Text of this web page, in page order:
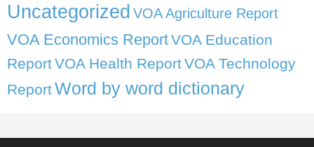
Uncategorized VOA Agriculture Report
VOA Economics ReportVOA Education
ReportVOA Health ReportVOA Technology
ReportWord by word dictionary